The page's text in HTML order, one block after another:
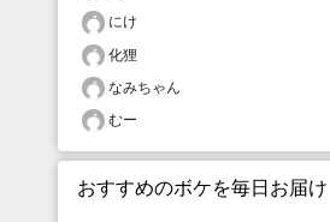
にけ
化狸
なみちゃん
むー
おすすめのボケを毎日お届け